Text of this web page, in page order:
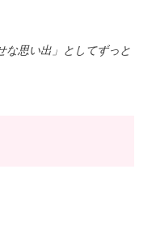
な思い出」としてずっと